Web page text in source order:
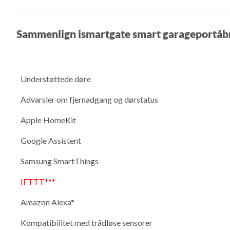
Sammenlign ismartgate smart
Understøttede døre
Advarsler om fjernadgang og dørstatus
Apple HomeKit
Google Assistent
Samsung SmartThings
IFTTT***
Amazon Alexa*
Kompatibilitet med trådløse sensorer